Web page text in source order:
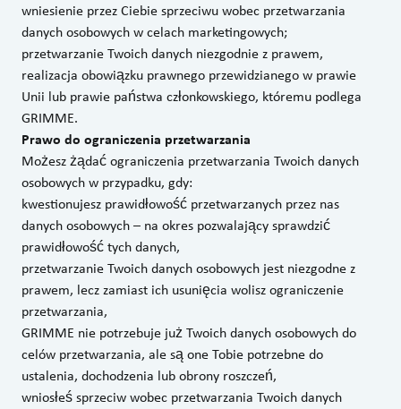
wniesienie przez Ciebie sprzeciwu wobec przetwarzania
danych osobowych w celach marketingowych;
przetwarzanie Twoich danych niezgodnie z prawem,
realizacja obowiązku prawnego przewidzianego w prawie
Unii lub prawie państwa członkowskiego, któremu podlega
GRIMME.
Prawo do ograniczenia przetwarzania
Możesz żądać ograniczenia przetwarzania Twoich danych
osobowych w przypadku, gdy:
kwestionujesz prawidłowość przetwarzanych przez nas
danych osobowych – na okres pozwalający sprawdzić
prawidłowość tych danych,
przetwarzanie Twoich danych osobowych jest niezgodne z
prawem, lecz zamiast ich usunięcia wolisz ograniczenie
przetwarzania,
GRIMME nie potrzebuje już Twoich danych osobowych do
celów przetwarzania, ale są one Tobie potrzebne do
ustalenia, dochodzenia lub obrony roszczeń,
wniosłeś sprzeciw wobec przetwarzania Twoich danych